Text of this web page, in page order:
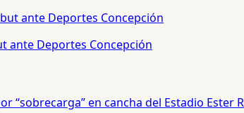
ante Deportes Concepción